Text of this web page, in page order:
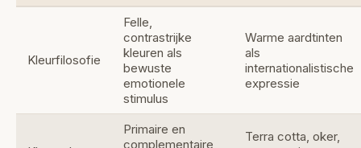
Kleurfilosofie
Felle,
contrastrijke
kleuren als
bewuste
emotionele
stimulus
Warme aardtinten
als
internationalistische
expressie
Primaire en
complementaire
Terra cotta, oker,